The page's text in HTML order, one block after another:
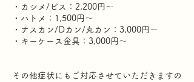
・カシメ/ビス：2,200円～
・ハトメ：1,500円～
・ナスカン/Dカン/丸カン：3,000円～
・キーケース金具：3,000円～
その他症状にもご対応させていただきますの